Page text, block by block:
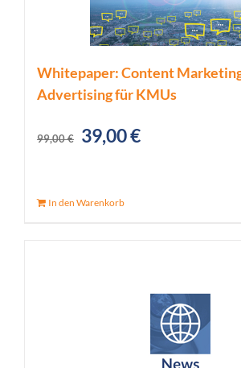
Whitepaper: Content
Advertising für KMUs
99,00€
Ursprünglicher
39,00€Aktueller
In den Warenkorb